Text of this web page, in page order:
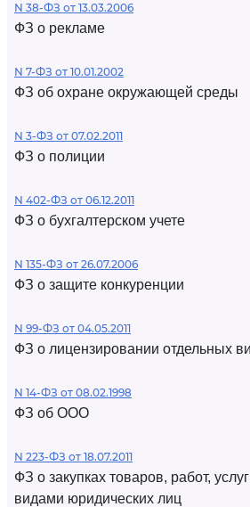
N 38-ФЗ от 13.03.2006
ФЗ о рекламе
N 7-ФЗ от 10.01.2002
ФЗ об охране окружающей среды
N 3-ФЗ от 07.02.2011
ФЗ о полиции
N 402-ФЗ от 06.12.2011
ФЗ о бухгалтерском учете
N 135-ФЗ от 26.07.2006
ФЗ о защите конкуренции
N 99-ФЗ от 04.05.2011
ФЗ о лицензировании отдельных
N 14-ФЗ от 08.02.1998
ФЗ об ООО
N 223-ФЗ от 18.07.2011
ФЗ о закупках товаров, работ,
видами юридических лиц